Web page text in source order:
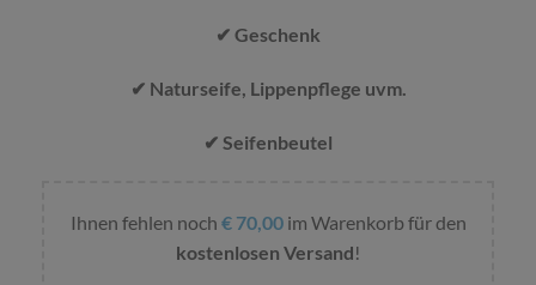
✔ Geschenk
✔ Naturseife, Lippenpflege uvm.
✔ Seifenbeutel
Ihnen fehlen noch €70,00im Warenkorb für den
kostenlosen Versand!